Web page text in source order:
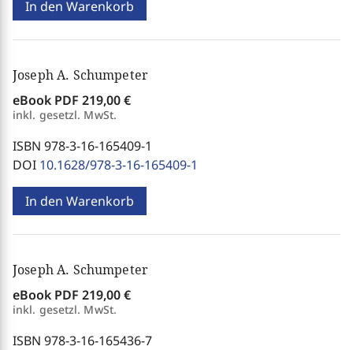
In den Warenkorb
Joseph A. Schumpeter
eBook PDF 219,00 €
inkl. gesetzl. MwSt.
ISBN 978-3-16-165409-1
DOI 10.1628/978-3-16-165409-1
In den Warenkorb
Joseph A. Schumpeter
eBook PDF 219,00 €
inkl. gesetzl. MwSt.
ISBN 978-3-16-165436-7